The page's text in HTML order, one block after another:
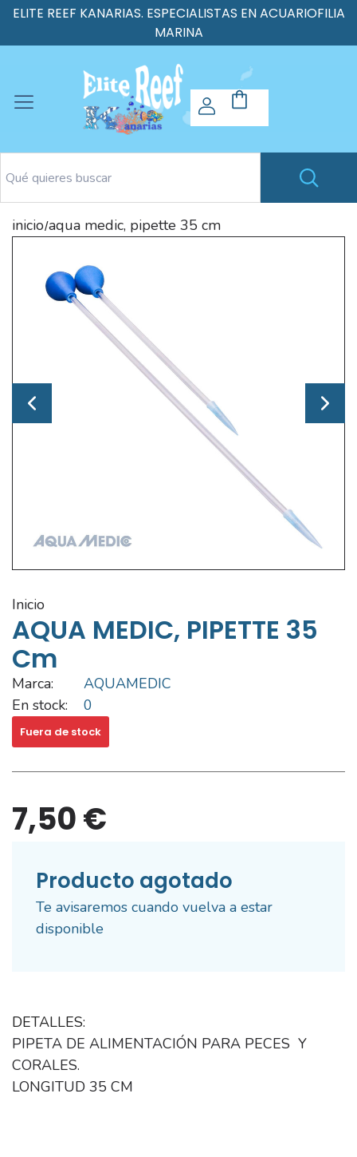
ELITE REEF KANARIAS. ESPECIALISTAS EN ACUARIOFILIA
MARINA
inicio/aqua medic, pipette 35 cm
inicio
AQUA MEDIC, PIPETTE 35
Cm
Marca:
AQUAMEDIC
En stock:
0
Fuera de stock
7,50 €
Producto agotado
Te avisaremos cuando vuelva a estar
disponible
DETALLES:
PIPETA DE ALIMENTACIÓN PARA PECES Y
CORALES.
LONGITUD 35 CM